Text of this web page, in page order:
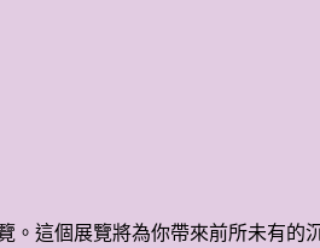
。這個展覽將為你帶來前所未有的